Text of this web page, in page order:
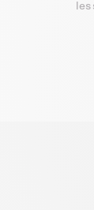
les